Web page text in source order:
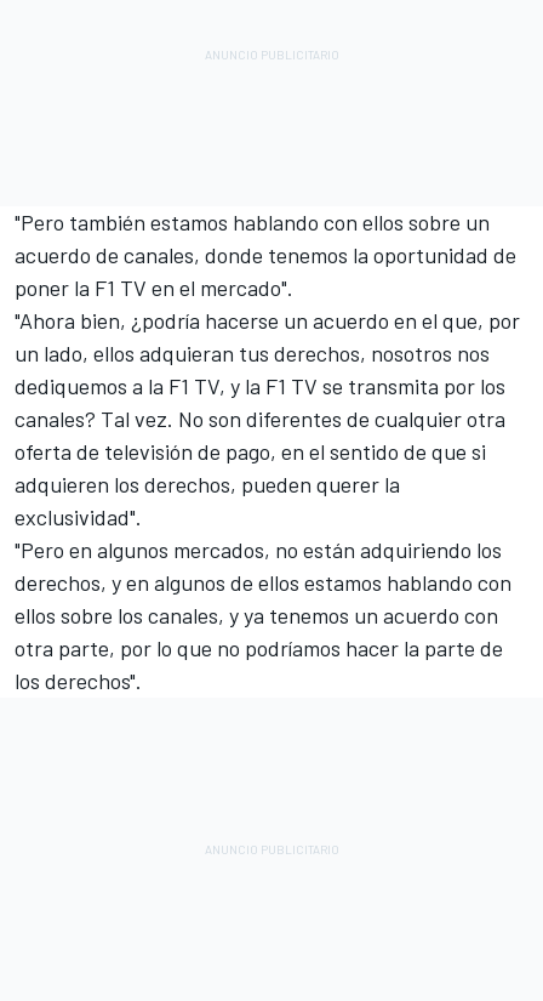
"Pero también estamos hablando con ellos sobre un
acuerdo de canales, donde tenemos la oportunidad de
poner la F1 TV en el mercado".
"Ahora bien, ¿podría hacerse un acuerdo en el que, por
un lado, ellos adquieran tus derechos, nosotros nos
dediquemos a la F1 TV, y la F1 TV se transmita por los
canales? Tal vez. No son diferentes de cualquier otra
oferta de televisión de pago, en el sentido de que si
adquieren los derechos, pueden querer la
exclusividad".
"Pero en algunos mercados, no están adquiriendo los
derechos, y en algunos de ellos estamos hablando con
ellos sobre los canales, y ya tenemos un acuerdo con
otra parte, por lo que no podríamos hacer la parte de
los derechos".